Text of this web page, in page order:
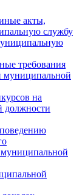
акты,
службу
требования
муниципальной
на
должности